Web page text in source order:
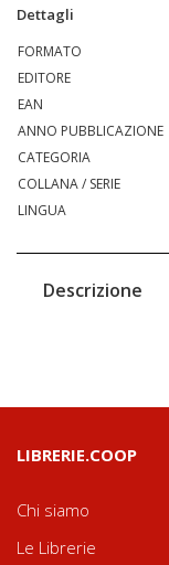
Dettagli
FORMATO
EDITORE
EAN
ANNO PUBBLICAZIONE
CATEGORIA
COLLANA / SERIE
LINGUA
Descrizione
LIBRERIE.COOP
Chi siamo
Le Librerie